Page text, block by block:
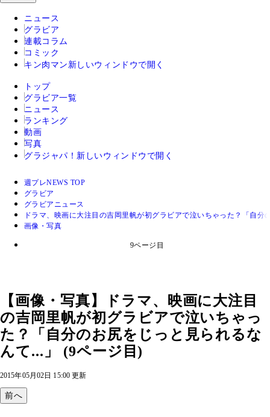
ニュース
グラビア
連載コラム
コミック
キン肉マン 新しいウィンドウで開く
トップ
グラビア一覧
ニュース
ランキング
動画
写真
グラジャパ！ 新しいウィンドウで開く
週プレNEWS TOP
グラビア
グラビアニュース
ドラマ、映画に大注目の吉岡里帆が初グラビアで泣いちゃった？「自分
画像・写真
9ページ目
【画像・写真】ドラマ、映画に大注目
の吉岡里帆が初グラビアで泣いちゃっ
た？「自分のお尻をじっと見られるな
んて...」 (9ページ目)
2015年05月02日 15:00 更新
前へ